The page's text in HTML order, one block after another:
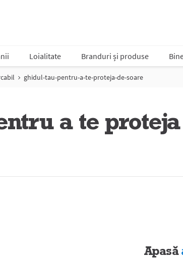
Loialitate Branduri și produse
ghidul-tau-pentru-a-te-proteja-de-soare
a te
Apasă